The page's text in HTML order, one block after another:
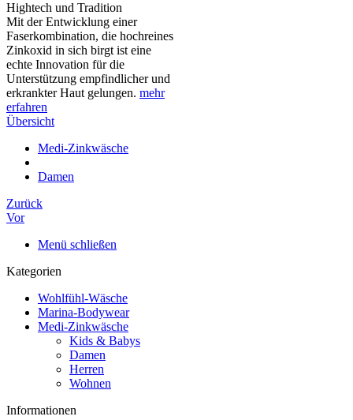
Hightech und Tradition
Mit der Entwicklung einer
Faserkombination, die hochreines
Zinkoxid in sich birgt ist eine
echte Innovation für die
Unterstützung empfindlicher und
erkrankter Haut gelungen. mehr
erfahren
Übersicht
Medi-Zinkwäsche
Damen
Zurück
Vor
Menü schließen
Kategorien
Wohlfühl-Wäsche
Marina-Bodywear
Medi-Zinkwäsche
Kids & Babys
Damen
Herren
Wohnen
Informationen